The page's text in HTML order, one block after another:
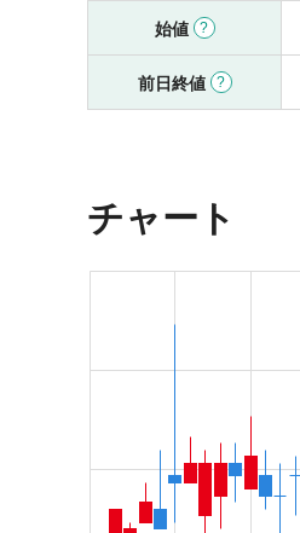
始値
前日終値
チャート